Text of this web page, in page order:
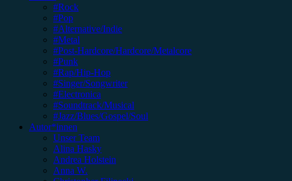
#Rock
#Pop
#Alternative/Indie
#Metal
#Post-Hardcore/Hardcore/Metalcore
#Punk
#Rap/Hip-Hop
#Singer/Songwriter
#Electronica
#Soundtrack/Musical
#Jazz/Blues/Gospel/Soul
Autor*innen
Unser Team
Alina Hasky
Andrea Holstein
Anna W.